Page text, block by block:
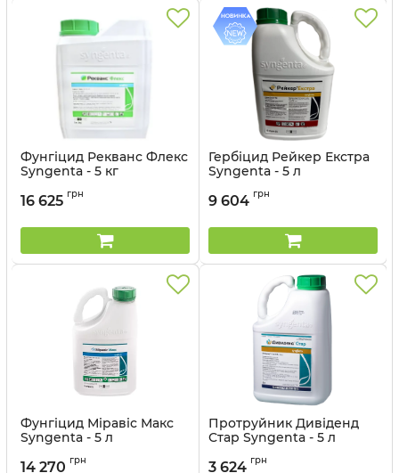
Фунгіцид Рекванс Флекс
Syngenta - 5 кг
16 625 грн
Гербіцид Рейкер Екстра
Syngenta - 5 л
9 604 грн
Фунгіцид Міравіс Макс
Syngenta - 5 л
14 270 грн
Протруйник Дивіденд
Стар Syngenta - 5 л
3 624 грн